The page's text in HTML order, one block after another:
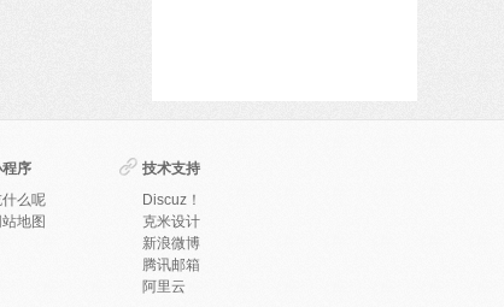
序
么呢
站地图
技术支持
Discuz！
克米设计
新浪微博
腾讯邮箱
阿里云